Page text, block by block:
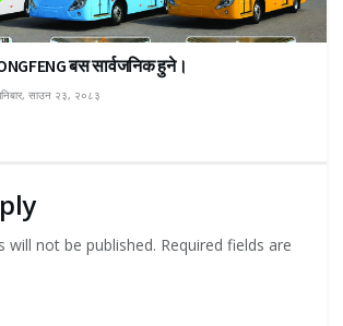
बस सार्वजनिक हुने।
साउन २३, २०८३
will not be published. Required fields are